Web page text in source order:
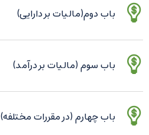
باب دوم(مالیات بر دارایی)
باب سوم (مالیات بر درآمد)
باب چهارم (در مقررات مختلفه)